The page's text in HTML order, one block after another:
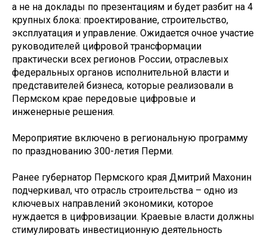
а не на доклады по презентациям и будет разбит на 4
крупных блока: проектирование, строительство,
эксплуатация и управление. Ожидается очное участие
руководителей цифровой трансформации
практически всех регионов России, отраслевых
федеральных органов исполнительной власти и
представителей бизнеса, которые реализовали в
Пермском крае передовые цифровые и
инженерные решения.
Мероприятие включено в региональную программу
по празднованию 300-летия Перми.
Ранее губернатор Пермского края Дмитрий Махонин
подчеркивал, что отрасль строительства – одно из
ключевых направлений экономики, которое
нуждается в цифровизации. Краевые власти должны
стимулировать инвестиционную деятельность